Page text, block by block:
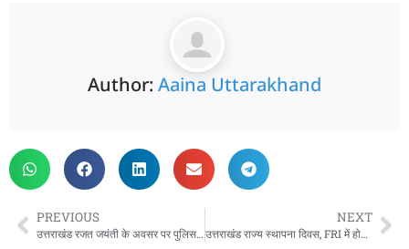
Author: Aaina Uttarakhand
PREVIOUS
उत्तराखंड रजत जयंती के अवसर पर पुलिस लाइन में रैतिक परेड का आयोजन, राज्यपाल ने किया निरीक्षण, सीएम धामी ने की कई घोषणाएं
NEXT
उत्तराखंड राज्य स्थापना दिवस, FRI में होगा मुख्य कार्यक्रम, पीएम मोदी होंगे शामिल, CM धामी ने लिया तैयारियों का जायजा